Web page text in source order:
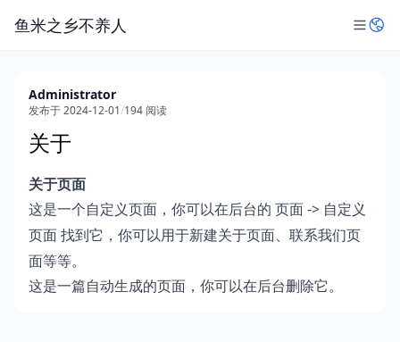
鱼米之乡不养人
Administrator
发布于 2024-12-01/194 阅读
关于
关于页面
这是一个自定义页面，你可以在后台的 页面 -> 自定义
页面 找到它，你可以用于新建关于页面、联系我们页
面等等。
这是一篇自动生成的页面，你可以在后台删除它。